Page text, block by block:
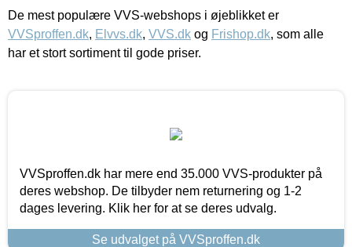
De mest populære VVS-webshops i øjeblikket er
VVSproffen.dk, Elvvs.dk, VVS.dk og Frishop.dk, som alle
har et stort sortiment til gode priser.
VVSproffen.dk har mere end 35.000 VVS-produkter på
deres webshop. De tilbyder nem returnering og 1-2
dages levering. Klik her for at se deres udvalg.
Se udvalget på VVSproffen.dk